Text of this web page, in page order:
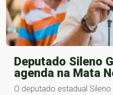
Deputado Sileno
agenda na Mata
O deputado estadual